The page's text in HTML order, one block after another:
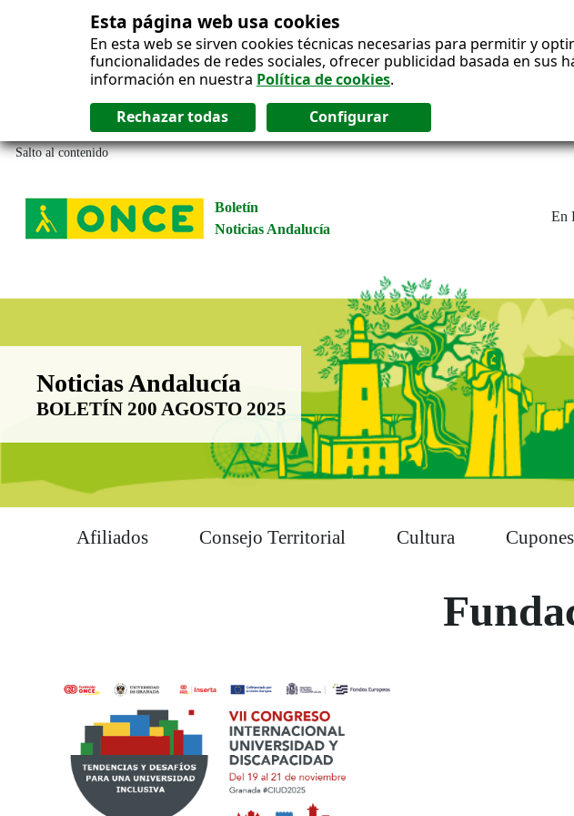
Esta página web usa cookies
En esta web se sirven cookies técnicas necesarias para permitir y
funcionalidades de redes sociales, ofrecer publicidad basada en sus
información en nuestra Política de cookies.
Salto al contenido
Boletín
Noticias Andalucía
En
Boletín Noticias Andalucía
Noticias Andalucía
BOLETÍN 200 AGOSTO 2025
Afiliados Consejo Territorial Cultura